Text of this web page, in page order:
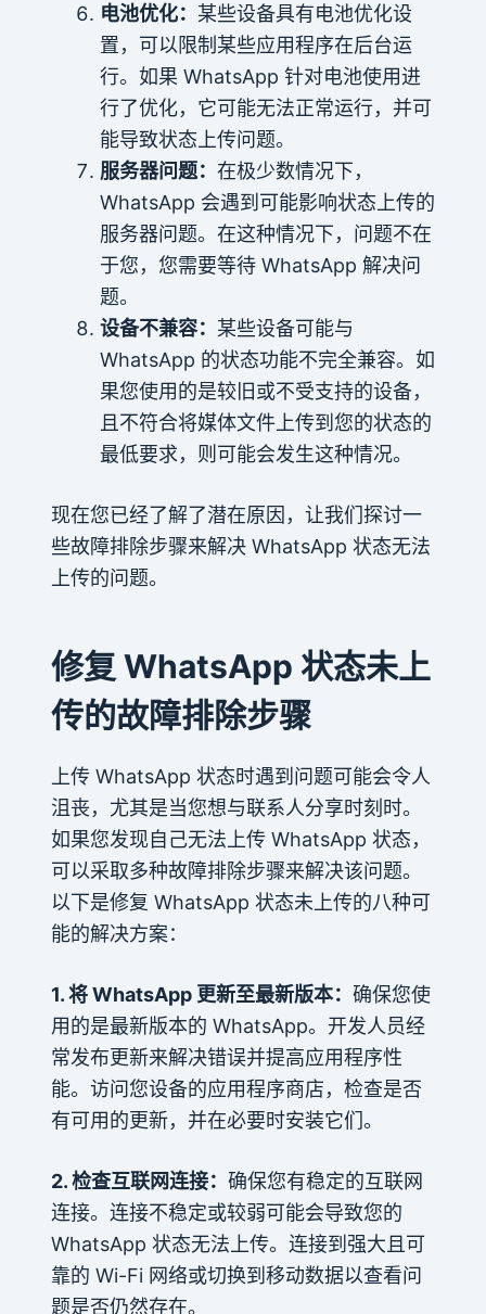
电池优化： 某些设备具有电池优化设
置，可以限制某些应用程序在后台运
行。如果 WhatsApp 针对电池使用进
行了优化，它可能无法正常运行，并可
能导致状态上传问题。
服务器问题： 在极少数情况下，
WhatsApp 会遇到可能影响状态上传的
服务器问题。在这种情况下，问题不在
于您，您需要等待 WhatsApp 解决问
题。
设备不兼容： 某些设备可能与
WhatsApp 的状态功能不完全兼容。如
果您使用的是较旧或不受支持的设备，
且不符合将媒体文件上传到您的状态的
最低要求，则可能会发生这种情况。
现在您已经了解了潜在原因，让我们探讨一
些故障排除步骤来解决 WhatsApp 状态无法
上传的问题。
修复 WhatsApp 状态未上
传的故障排除步骤
上传 WhatsApp 状态时遇到问题可能会令人
沮丧，尤其是当您想与联系人分享时刻时。
如果您发现自己无法上传 WhatsApp 状态，
可以采取多种故障排除步骤来解决该问题。
以下是修复 WhatsApp 状态未上传的八种可
能的解决方案：
1. 将 WhatsApp 更新至最新版本： 确保您使
用的是最新版本的 WhatsApp。开发人员经
常发布更新来解决错误并提高应用程序性
能。访问您设备的应用程序商店，检查是否
有可用的更新，并在必要时安装它们。
2. 检查互联网连接： 确保您有稳定的互联网
连接。连接不稳定或较弱可能会导致您的
WhatsApp 状态无法上传。连接到强大且可
靠的 Wi-Fi 网络或切换到移动数据以查看问
题是否仍然存在。